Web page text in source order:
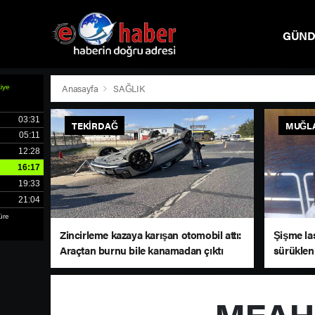
Anasayfa SAĞLIK
TEKIRDAĞ
Zincirleme kazaya karışan otomobil attı:
Araçtan burnu bile kanamadan çıktı
Şişme
çağrısı